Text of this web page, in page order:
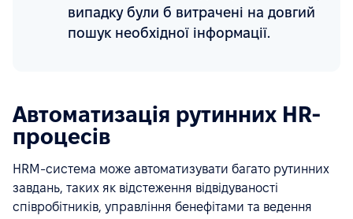
випадку були б витрачені на довгий
пошук необхідної інформації.
Автоматизація рутинних HR-
процесів
HRM-система може автоматизувати багато рутинних
завдань, таких як відстеження відвідуваності
співробітників, управління бенефітами та ведення